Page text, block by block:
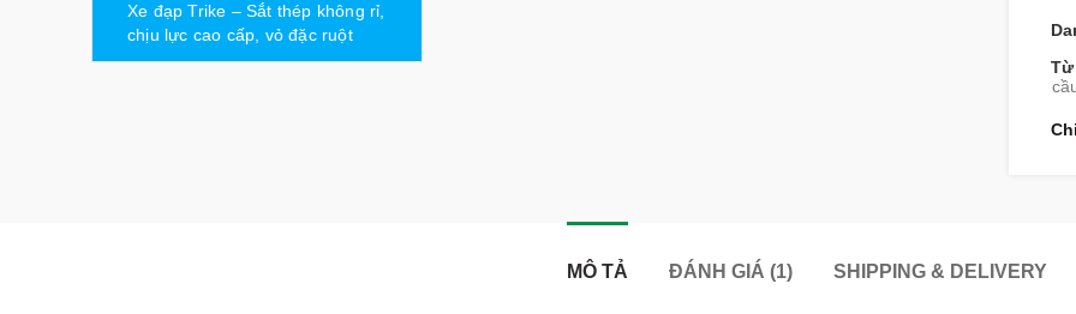
Từ
Xe đạp Trike – Sắt thép không rỉ,
chịu lực cao cấp, vỏ đặc ruột
MÔ TẢ ĐÁNH GIÁ (1) SHIPPING & DELIVERY